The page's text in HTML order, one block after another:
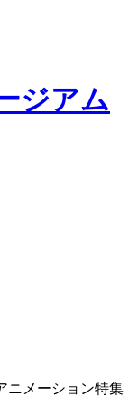
ニメーション特集